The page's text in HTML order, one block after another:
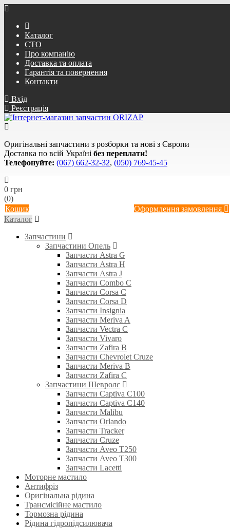
Каталог
СТО
Про компанію
Доставка та оплата
Гарантія та повернення
Контакти
Вхід
Реєстрація
Оригінальні запчастини з розборки та нові з Європи
Доставка по всій Україні без переплати!
Телефонуйте: (067) 662-32-32, (050) 769-45-45
0 грн
(0)
Кошик
Оформлення замовлення
Каталог
Запчастини
Запчастини Опель
Запчасти Astra G
Запчасти Astra H
Запчасти Astra J
Запчасти Combo C
Запчасти Corsa C
Запчасти Corsa D
Запчасти Insignia
Запчасти Meriva A
Запчасти Vectra C
Запчасти Vivaro
Запчасти Zafira B
Запчасти Chevrolet Cruze
Запчасти Meriva B
Запчасти Zafira C
Запчастини Шевролє
Запчасти Captiva C100
Запчасти Captiva C140
Запчасти Malibu
Запчасти Orlando
Запчасти Tracker
Запчасти Cruze
Запчасти Aveo T250
Запчасти Aveo T300
Запчасти Lacetti
Моторне мастило
Антифріз
Оригінальна рідина
Трансмісійне мастило
Тормозна рідина
Рідина гідропідсилювача